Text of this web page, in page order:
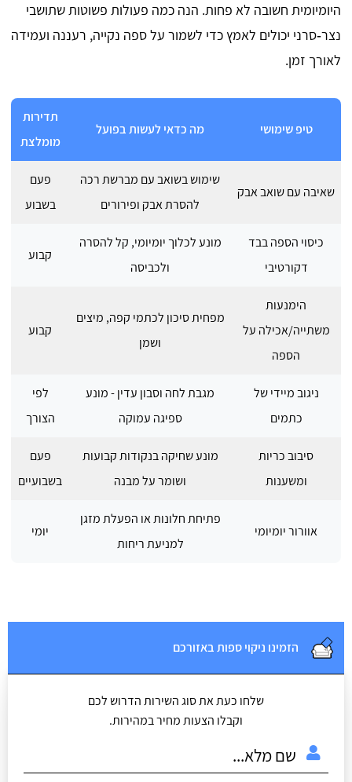
היומיומית חשובה לא פחות. הנה כמה פעולות פשוטות שתושבי
נצר‑סרני יכולים לאמץ כדי לשמור על ספה נקייה, רעננה ועמידה
לאורך זמן.
טיפ שימושי מה כדאי לעשות בפועל
תדירות
מומלצת
שאיבה עם שואב אבק
שימוש בשואב עם מברשת רכה
להסרת אבק ופירורים
פעם
בשבוע
כיסוי הספה בבד
דקורטיבי
מונע לכלוך יומיומי, קל להסרה
ולכביסה
קבוע
הימנעות
משתייה/אכילה על
הספה
מפחית סיכון לכתמי קפה, מיצים
ושמן
קבוע
ניגוב מיידי של
כתמים
מגבת לחה וסבון עדין - מונע
ספיגה עמוקה
לפי
הצורך
סיבוב כריות
ומשענות
מונע שחיקה בנקודות קבועות
ושומר על מבנה
פעם
בשבועיים
אוורור יומיומי
פתיחת חלונות או הפעלת מזגן
למניעת ריחות
יומי
הזמינו ניקוי ספות באזורכם
שלחו כעת את סוג השירות הדרוש לכם
וקבלו הצעות מחיר במהירות.